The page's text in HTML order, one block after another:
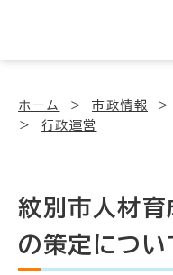
ホーム 市政情報
行政運営
紋別市人材
の策定につい